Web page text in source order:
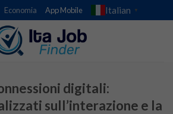
Economia App Mobile Italian ▼
digitali:
sull’interazione e la